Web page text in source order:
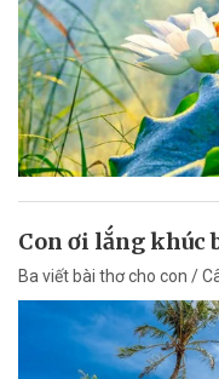
Con ơi lắng khúc
Ba viết bài thơ cho con /